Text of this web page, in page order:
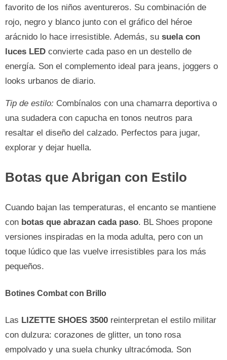
favorito de los niños aventureros. Su combinación de
rojo, negro y blanco junto con el gráfico del héroe
arácnido lo hace irresistible. Además, su suela con
luces LED convierte cada paso en un destello de
energía. Son el complemento ideal para jeans, joggers o
looks urbanos de diario.
Tip de estilo: Combínalos con una chamarra deportiva o
una sudadera con capucha en tonos neutros para
resaltar el diseño del calzado. Perfectos para jugar,
explorar y dejar huella.
Botas que Abrigan con Estilo
Cuando bajan las temperaturas, el encanto se mantiene
con botas que abrazan cada paso. BL Shoes propone
versiones inspiradas en la moda adulta, pero con un
toque lúdico que las vuelve irresistibles para los más
pequeños.
Botines Combat con Brillo
Las LIZETTE SHOES 3500 reinterpretan el estilo militar
con dulzura: corazones de glitter, un tono rosa
empolvado y una suela chunky ultracómoda. Son